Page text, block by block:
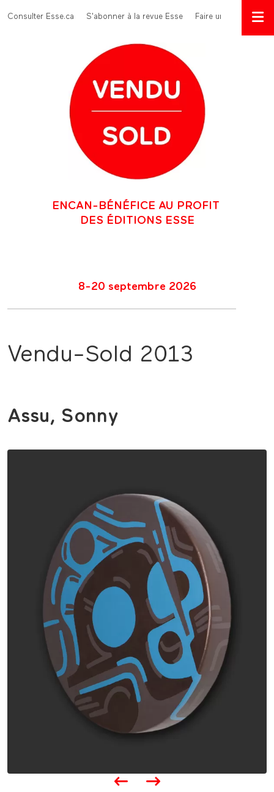
Menu Top
Consulter Esse.ca S'abonner à la revue Esse Faire un don
ENCAN-BÉNÉFICE AU PROFIT
DES ÉDITIONS ESSE
8-20 septembre 2026
Vendu-Sold 2013
Assu, Sonny